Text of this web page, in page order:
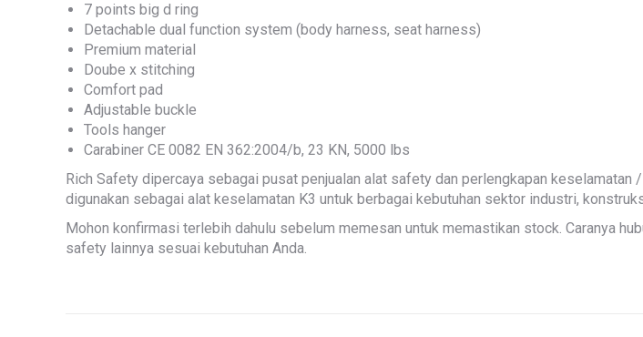
7 points big d ring
Detachable dual function system (body harness, seat harness)
Premium material
Doube x stitching
Comfort pad
Adjustable buckle
Tools hanger
Carabiner CE 0082 EN 362:2004/b, 23 KN, 5000 lbs
Rich Safety dipercaya sebagai pusat penjualan alat safety dan perlengkapan keselamatan /
digunakan sebagai alat keselamatan K3 untuk berbagai kebutuhan sektor industri,
Mohon konfirmasi terlebih dahulu sebelum memesan untuk memastikan stock. Caranya
safety lainnya sesuai kebutuhan Anda.